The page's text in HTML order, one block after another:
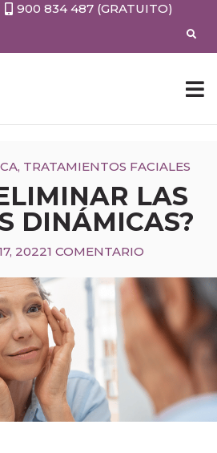
900 834 487 (GRATUITO)
, TRATAMIENTOS FACIALES
LAS
DINÁMICAS?
20221 COMENTARIO